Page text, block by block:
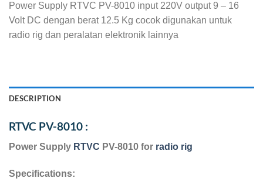
Power Supply RTVC PV-8010 input 220V output 9 – 16
Volt DC dengan berat 12.5 Kg cocok digunakan untuk
radio rig dan peralatan elektronik lainnya
DESCRIPTION
RTVC PV-8010 :
Power Supply RTVC PV-8010 for radio rig
Specifications: